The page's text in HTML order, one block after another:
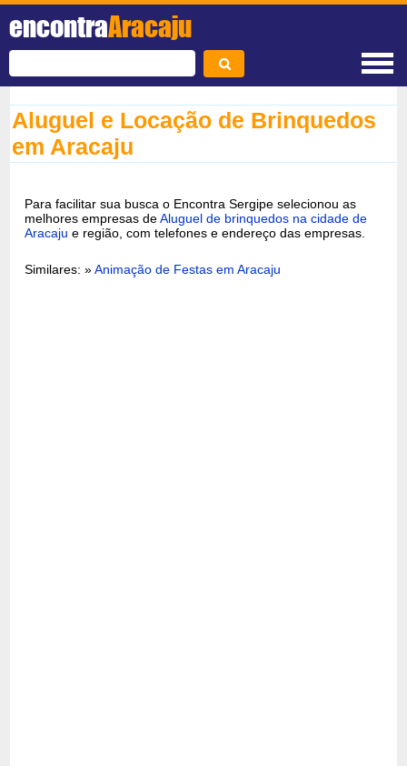
encontraAracaju
Aluguel e Locação de Brinquedos
em Aracaju
Para facilitar sua busca o Encontra Sergipe selecionou as
melhores empresas deAluguel de brinquedos na cidade de
Aracaju e região, com telefones e endereço das empresas.
Similares: »Animação de Festas em Aracaju